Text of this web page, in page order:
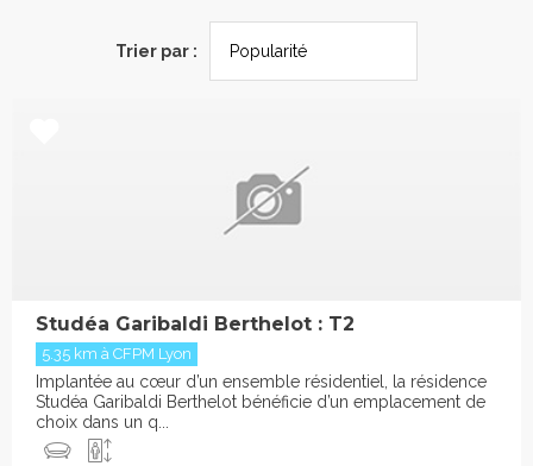
Trier par :
Studéa Garibaldi Berthelot : T2
5.35 km à CFPM Lyon
Implantée au cœur d’un ensemble résidentiel, la résidence
Studéa Garibaldi Berthelot bénéficie d’un emplacement de
choix dans un q...